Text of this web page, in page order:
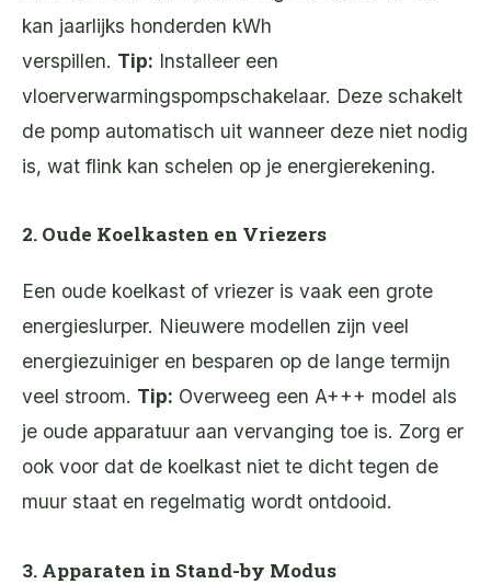
kan jaarlijks honderden kWh
verspillen. Tip: Installeer een
vloerverwarmingspompschakelaar. Deze schakelt
de pomp automatisch uit wanneer deze niet nodig
is, wat flink kan schelen op je energierekening.
2. Oude Koelkasten en Vriezers
Een oude koelkast of vriezer is vaak een grote
energieslurper. Nieuwere modellen zijn veel
energiezuiniger en besparen op de lange termijn
veel stroom. Tip: Overweeg een A+++ model als
je oude apparatuur aan vervanging toe is. Zorg er
ook voor dat de koelkast niet te dicht tegen de
muur staat en regelmatig wordt ontdooid.
3. Apparaten in Stand-by Modus